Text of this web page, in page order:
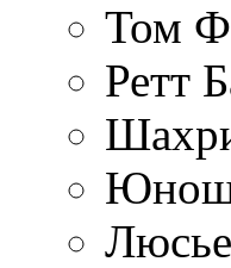
Том
Ретт